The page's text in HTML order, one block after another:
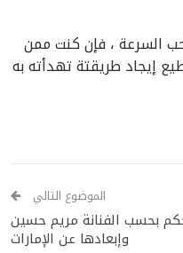
تحب السرعة ، فإن كنت ممن
إيجاد طريقتة تهدأته به
الموضوع التالي
بحسب الفنانة مريم حسين
وإبعادها عن الإمارات